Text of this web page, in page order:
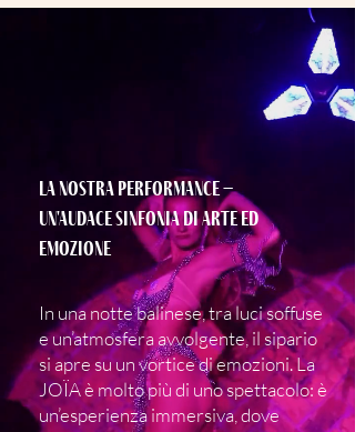
La nostra performance –
Un'audace sinfonia di arte ed
emozione
In una notte balinese, tra luci soffuse
e un’atmosfera avvolgente, il sipario
si apre su un vortice di emozioni. La
JOÏA è molto più di uno spettacolo: è
un’esperienza immersiva, dove